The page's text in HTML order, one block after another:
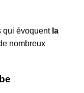
qui évoquent la
nombreux